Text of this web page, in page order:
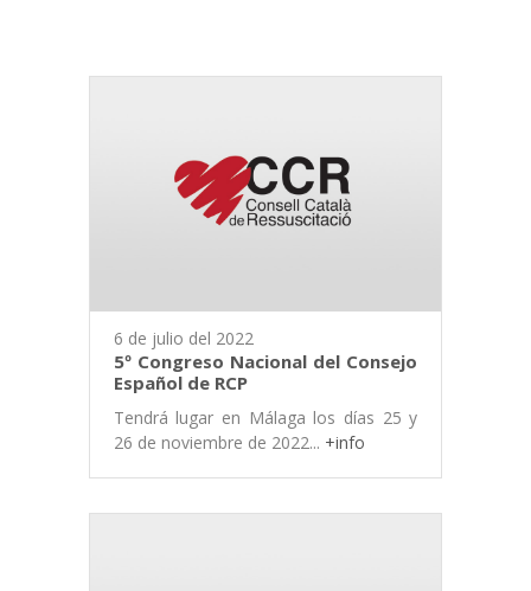
6 de julio del 2022
5º Congreso Nacional del Consejo
Español de RCP
Tendrá lugar en Málaga los días 25 y
26 de noviembre de 2022... +info